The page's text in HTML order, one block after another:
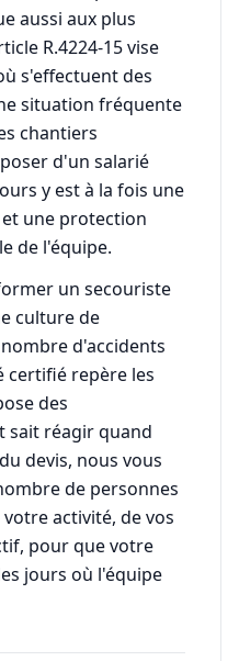
aussi aux plus
R.4224-15 vise
s'effectuent des
situation fréquente
chantiers
d'un salarié
y est à la fois une
une protection
de l'équipe.
un secouriste
culture de
d'accidents
certifié repère les
des
sait réagir quand
devis, nous vous
de personnes
activité, de vos
pour que votre
jours où l'équipe